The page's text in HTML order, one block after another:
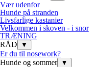
Vær udenfor
Hunde på stranden
Livsfarlige kastanier
Velkommen i skoven - i snor
TRÆNING
RÅD
▼
Er du til nosework?
Hunde og sommer
▼